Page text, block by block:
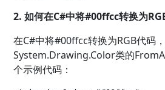
2. 如何在C#中将#00ffcc转换为
在C#中将#00ffcc转换为RGB代码
System.Drawing.Color类的
个示例代码：